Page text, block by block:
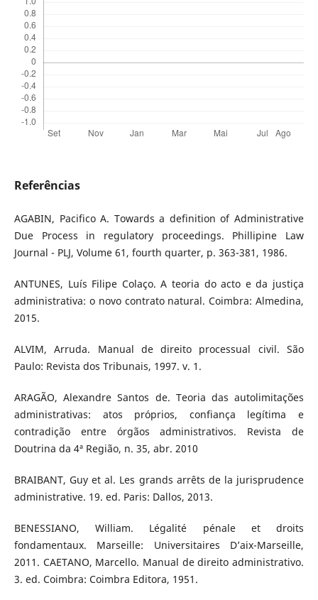
Referências
AGABIN, Pacifico A. Towards a definition of Administrative
Due Process in regulatory proceedings. Phillipine Law
Journal - PLJ, Volume 61, fourth quarter, p. 363-381, 1986.
ANTUNES, Luís Filipe Colaço. A teoria do acto e da justiça
administrativa: o novo contrato natural. Coimbra: Almedina,
2015.
ALVIM, Arruda. Manual de direito processual civil. São
Paulo: Revista dos Tribunais, 1997. v. 1.
ARAGÃO, Alexandre Santos de. Teoria das autolimitações
administrativas: atos próprios, confiança legítima e
contradição entre órgãos administrativos. Revista de
Doutrina da 4ª Região, n. 35, abr. 2010
BRAIBANT, Guy et al. Les grands arrêts de la jurisprudence
administrative. 19. ed. Paris: Dallos, 2013.
BENESSIANO, William. Légalité pénale et droits
fondamentaux. Marseille: Universitaires D’aix-Marseille,
2011. CAETANO, Marcello. Manual de direito administrativo.
3. ed. Coimbra: Coimbra Editora, 1951.